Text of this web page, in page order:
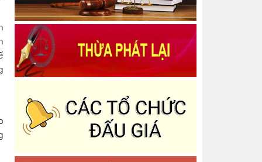
Thông báo niêm yết thông báo về việc tiếp nhận
Công chứng văn bản phân chia di sản
Thông báo Quyết định công bố công khai dự toán
Ngân sách Nhà nước năm 2025 - Phòng Công
chứng Số 2
Thông báo Quyết định Công nhận hoàn thành tập
sự hành nghề công chứng
công chứng
Thông báo Về việc phân công lịch trực nghỉ tết
Dương lịch năm 2026 và các ngày thứ bảy, chủ
nhật
tài sản công năm 2025